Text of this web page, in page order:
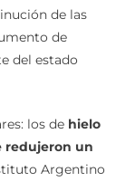
de las
de
del estado
los de hielo
redujeron un
Argentino